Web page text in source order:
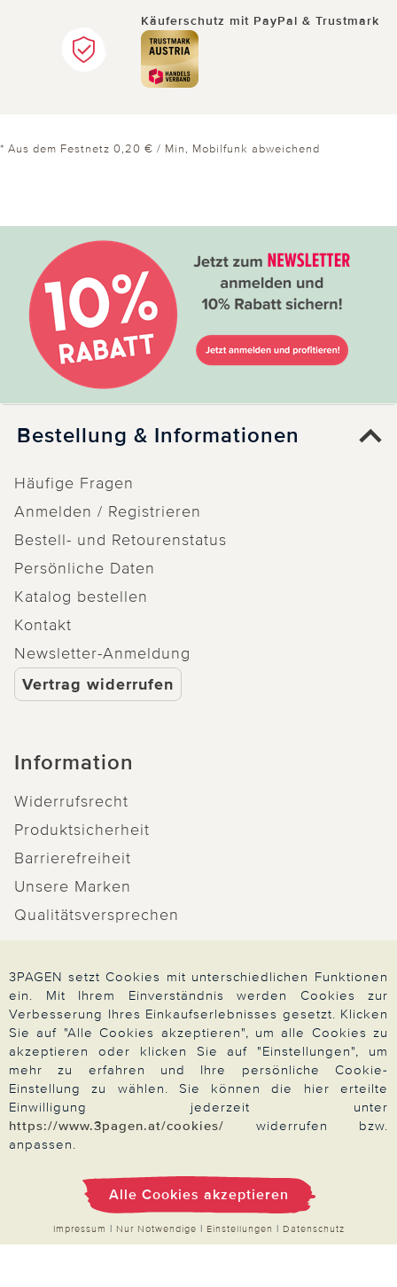
Käuferschutz mit PayPal & Trustmark
* Aus dem Festnetz 0,20 € / Min, Mobilfunk abweichend
Bestellung & Informationen
Häufige Fragen
Anmelden / Registrieren
Bestell- und Retourenstatus
Persönliche Daten
Katalog bestellen
Kontakt
Newsletter-Anmeldung
Vertrag widerrufen
Information
Widerrufsrecht
Produktsicherheit
Barrierefreiheit
Unsere Marken
Qualitätsversprechen
Zahlung & Versand
Über 3PAGEN
Wir beraten Sie gern
Impressum|AGB|Datenschutz|Cookies
Alle Preise in Euro, inkl. der gesetzlichen MwSt.
3PAGEN setzt Cookies mit unterschiedlichen Funktionen
ein. Mit Ihrem Einverständnis werden Cookies zur
Verbesserung Ihres Einkaufserlebnisses gesetzt. Klicken
Sie auf "Alle Cookies akzeptieren", um alle Cookies zu
akzeptieren oder klicken Sie auf "Einstellungen", um
mehr zu erfahren und Ihre persönliche Cookie-
Einstellung zu wählen. Sie können die hier erteilte
Einwilligung jederzeit unter
https://www.3pagen.at/cookies/ widerrufen bzw.
anpassen.
Alle Cookies akzeptieren
Impressum | Nur Notwendige | Einstellungen | Datenschutz